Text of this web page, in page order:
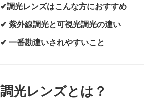
✔調光レンズはこんな方におすすめ
✔ 紫外線調光と可視光調光の違い
✔ 一番勘違いされやすいこと
調光レンズとは？